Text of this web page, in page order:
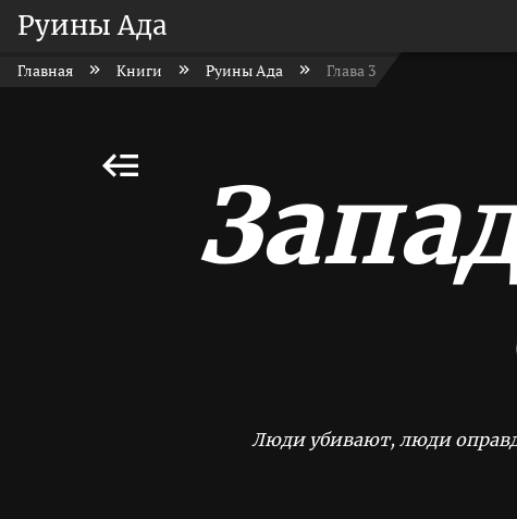
Руины Ада
Главная Книги Руины Ада Глава 3
Люди убивают, люди